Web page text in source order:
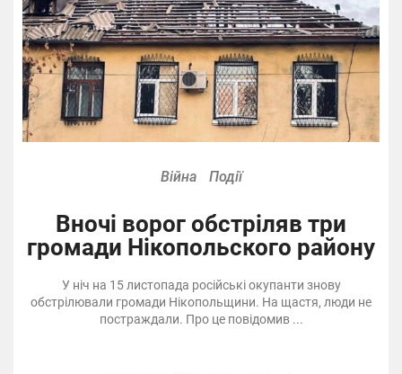
Війна Події
Вночі ворог обстріляв три
громади Нікопольского району
У ніч на 15 листопада російські окупанти знову
обстрілювали громади Нікопольщини. На щастя, люди не
постраждали. Про це повідомив ...